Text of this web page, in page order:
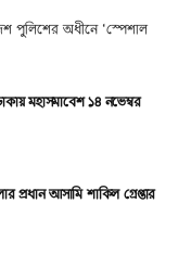
পুলিশের অধীনে ‘স্পেশাল
মহাসমাবেশ ১৪ নভেম্বর
আসামি শাকিল গ্রেপ্তার